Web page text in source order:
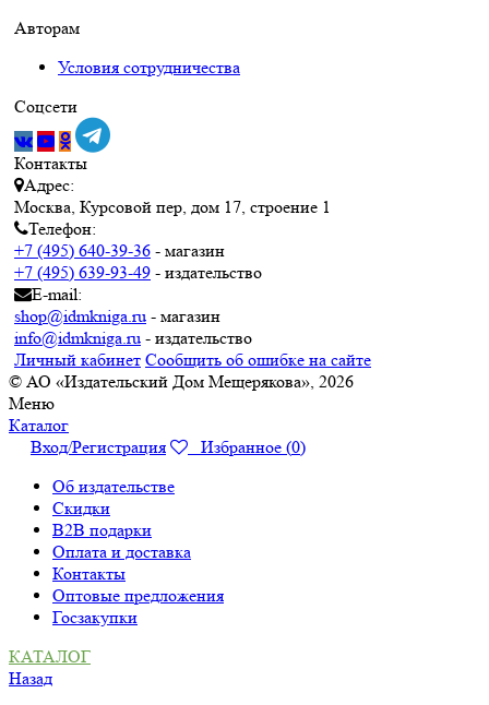
Авторам
Условия сотрудничества
Соцсети
Контакты
Адрес:
Москва, Курсовой пер, дом 17, строение 1
Телефон:
+7 (495) 640-39-36 - магазин
+7 (495) 639-93-49 - издательство
E-mail:
shop@idmkniga.ru - магазин
info@idmkniga.ru - издательство
Личный кабинет Сообщить об ошибке на сайте
© АО «Издательский Дом Мещерякова», 2026
Меню
Каталог
Вход/Регистрация
Избранное (0)
Об издательстве
Скидки
B2B подарки
Оплата и доставка
Контакты
Оптовые предложения
Госзакупки
КАТАЛОГ
Назад